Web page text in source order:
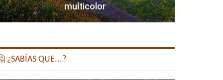
multicolor
¿SABÍAS QUE...?